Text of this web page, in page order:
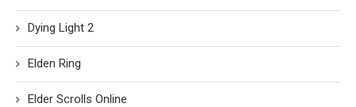
Dying Light 2
Elden Ring
Elder Scrolls Online